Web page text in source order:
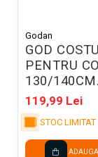
Godan
GOD
PENTRU
130/140CM
PRINCESS
DELUXE SL-
119,99 Lei
STOC LIMITAT